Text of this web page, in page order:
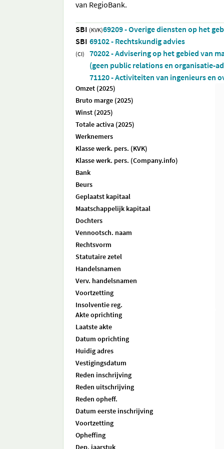
van RegioBank.
SBI (KVK)69209 - Overige diensten op het
SBI
(CI)
69102 - Rechtskundig advies
70202 - Advisering op het gebied van
(geen public relations en organisatie-
71120 - Activiteiten van ingenieurs en
Omzet (2025)
Bruto marge (2025)
Winst (2025)
Totale activa (2025)
Werknemers
Klasse werk. pers. (KVK)
Klasse werk. pers. (Company.info)
Bank
Beurs
Geplaatst kapitaal
Maatschappelijk kapitaal
Dochters
Vennootsch. naam
Rechtsvorm
Statutaire zetel
Handelsnamen
Verv. handelsnamen
Voortzetting
Insolventie reg.
Akte oprichting
Laatste akte
Datum oprichting
Huidig adres
Vestigingsdatum
Reden inschrijving
Reden uitschrijving
Reden opheff.
Datum eerste inschrijving
Voortzetting
Opheffing
Dep. jaarstuk